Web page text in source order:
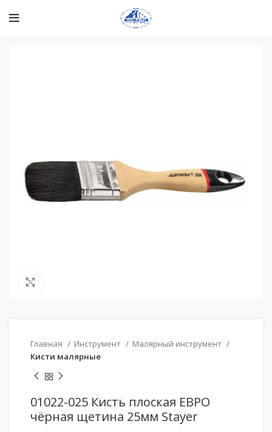
Главная Инструмент
Малярный инструмент
Кисти малярные
01022-025 Кисть плоская ЕВРО
чёрная щетина 25мм Stayer